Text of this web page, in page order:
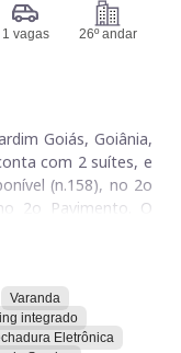
1 vagas 26º andar
Goiás, Goiânia,
com 2 suítes, e
(n.158), no 2o
2o Pavimento. O
varanda balcão,
americana, entrada
gás canalizado,
natural, vista livre,
Varanda
integrado
Eletrônica